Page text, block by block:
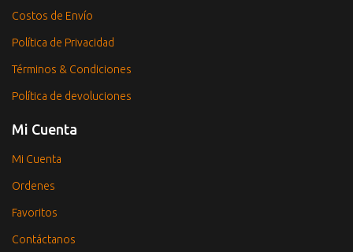
Costos de Envío
Política de Privacidad
Términos & Condiciones
Política de devoluciones
Mi Cuenta
Mi Cuenta
Ordenes
Favoritos
Contáctanos